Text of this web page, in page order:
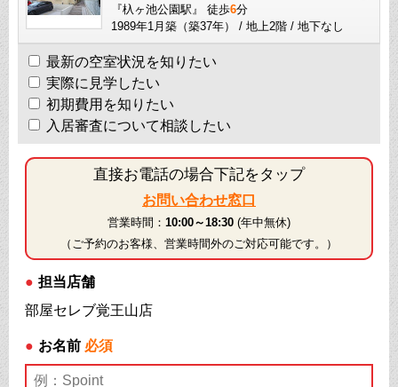
『杁ヶ池公園駅』 徒歩6分
1989年1月築（築37年） / 地上2階 / 地下なし
最新の空室状況を知りたい
実際に見学したい
初期費用を知りたい
入居審査について相談したい
直接お電話の場合下記をタップ
お問い合わせ窓口
営業時間： 10:00～18:30 (年中無休)
（ご予約のお客様、営業時間外のご対応可能です。）
● 担当店舗
部屋セレブ覚王山店
● お名前 必須